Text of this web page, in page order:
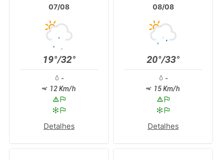
07/08
19°/32°
-
12 Km/h
Detalhes
08/08
20°/33°
-
15 Km/h
Detalhes